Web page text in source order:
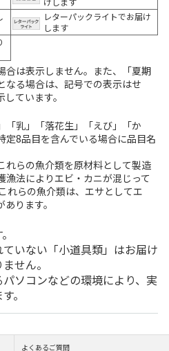
レターパックライトでお届け
します
合は表示しません。また、「夏期
なる場合は、記号での表示はせ
ています。
「乳」「落花生」「えび」「か
定8品目を含んでいる場合に品目名
らの魚介類を原材料として製造
漁法によりエビ・カニが混じって
れらの魚介類は、エサとしてエ
ります。
いない「小道具類」はお届け
せん。
ソコンなどの環境により、実
。
よくあるご質問